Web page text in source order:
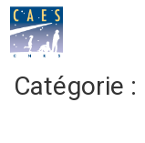
Catégorie :